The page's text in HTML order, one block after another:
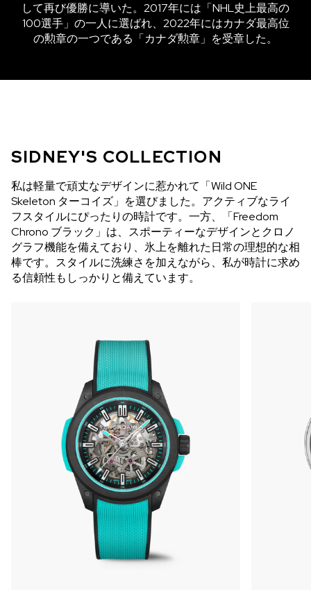
して再び優勝に導いた。2017年には「NHL史上最高の
100選手」の一人に選ばれ、2022年にはカナダ最高位
の勲章の一つである「カナダ勲章」を受章した。
SIDNEY'S COLLECTION
私は軽量で頑丈なデザインに惹かれて「Wild ONE
Skeleton ターコイズ」を選びました。アクティブなライ
フスタイルにぴったりの時計です。一方、「Freedom
Chrono ブラック」は、スポーティーなデザインとクロノ
グラフ機能を備えており、氷上を離れた日常の理想的な相
棒です。スタイルに洗練さを加えながら、私が時計に求め
る信頼性もしっかりと備えています。